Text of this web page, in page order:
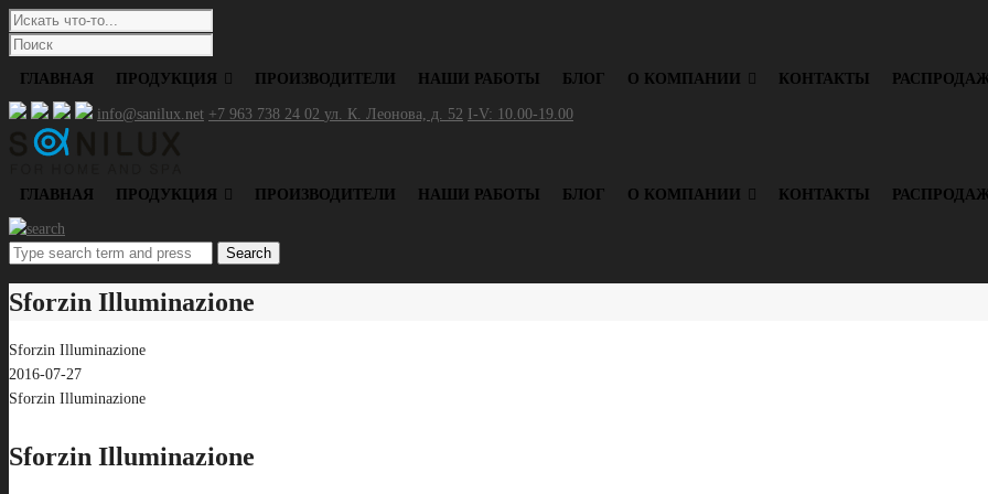
ГЛАВНАЯ ПРОДУКЦИЯ ПРОИЗВОДИТЕЛИ НАШИ РАБОТЫ БЛОГ О КОМПАНИИ КОНТАКТЫ
info@sanilux.net +7 963 738 24 02 ул. К. Леонова, д. 52 I-V: 10.00-19.00
ГЛАВНАЯ ПРОДУКЦИЯ ПРОИЗВОДИТЕЛИ НАШИ РАБОТЫ БЛОГ О КОМПАНИИ КОНТАКТЫ
Search
Sforzin Illuminazione
Sforzin Illuminazione
2016-07-27
Sforzin Illuminazione
Sforzin Illuminazione